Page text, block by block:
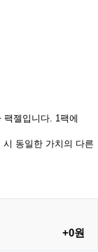
젤입니다. 1팩에
동일한 가치의 다른
+0원